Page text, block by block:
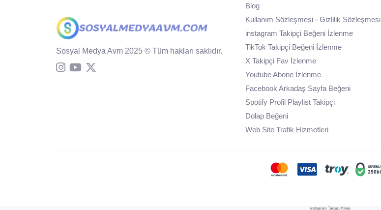
Sosyal Medya Avm 2025 © Tüm hakları saklıdır.
Blog
Kullanım Sözleşmesi - Gizlilik Sözleşmesi
instagram Takipçi Beğeni İzlenme
TikTok Takipçi Beğeni İzlenme
X Takipçi Fav İzlenme
Youtube Abone İzlenme
Facebook Arkadaş Sayfa Beğeni
Spotify Profil Playlist Takipçi
Dolap Beğeni
Web Site Trafik Hizmetleri
instagram Takipçi Hilesi